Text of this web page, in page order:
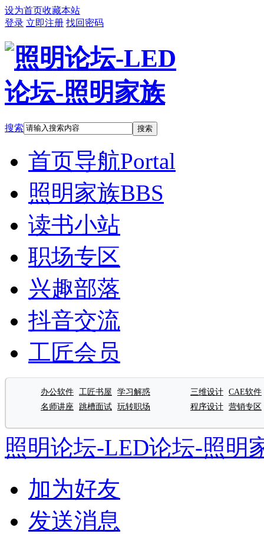
设为首页收藏本站
登录 立即注册 找回密码
搜索 搜索
首页导航Portal
照明家族BBS
读书小站
职场专区
兴趣部落
抖音交流
工匠会员
办公软件 工匠书屋
学习解惑
名师讲座
跳槽面试 玩转职场
三维设计 CAE软件
程序设计 营销专区
照明论坛-LED论坛-照明
加为好友
发送消息